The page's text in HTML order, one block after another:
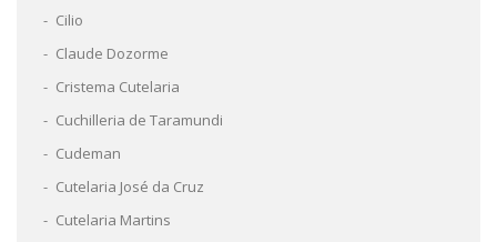
Cilio
Claude Dozorme
Cristema Cutelaria
Cuchilleria de Taramundi
Cudeman
Cutelaria José da Cruz
Cutelaria Martins